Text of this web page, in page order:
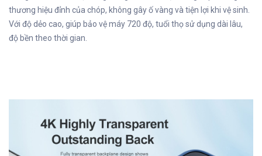
thương hiệu đỉnh của chóp, không gây ố vàng và tiện lợi khi vệ sinh.
Với độ dẻo cao, giúp bảo vệ máy 720 độ, tuổi thọ sử dụng dài lâu,
độ bền theo thời gian.